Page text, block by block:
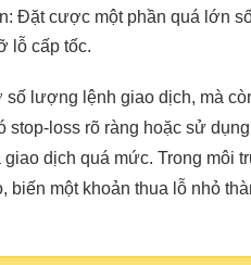
Đặt cược một phần quá lớn
lỗ cấp tốc.
số lượng lệnh giao dịch, mà
stop-loss rõ ràng hoặc sử
dịch quá mức. Trong môi
biến một khoản thua lỗ nhỏ